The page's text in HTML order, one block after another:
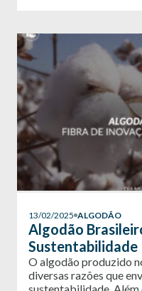
13/02/2025 ALGODÃO
Algodão
Sustentabilidade
O algodão produzido
diversas razões que